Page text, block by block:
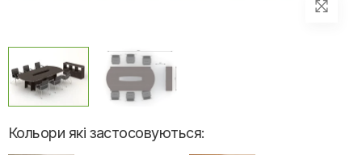
Кольори які застосовуються: